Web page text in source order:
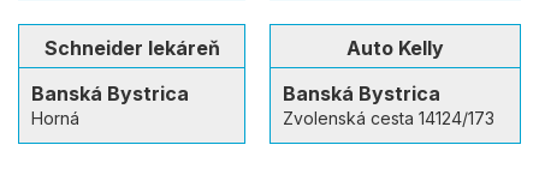
Schneider lekáreň
Banská Bystrica
Horná
Auto Kelly
Banská Bystrica
Zvolenská cesta 14124/173